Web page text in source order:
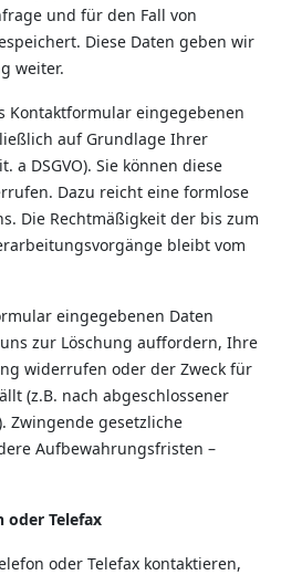
und für den Fall von
Diese Daten geben wir
weiter.
Kontaktformular eingegebenen
auf Grundlage Ihrer
a DSGVO). Sie können diese
Dazu reicht eine formlose
Die Rechtmäßigkeit der bis zum
bleibt vom
eingegebenen Daten
zur Löschung auffordern, Ihre
widerrufen oder der Zweck für
(z.B. nach abgeschlossener
Zwingende gesetzliche
Aufbewahrungsfristen –
oder Telefax
oder Telefax kontaktieren,